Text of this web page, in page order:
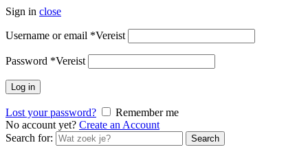
Sign in close
Username or email *Vereist
Password *Vereist
Log in
Lost your password?
Remember me
No account yet? Create an Account
Search for:
Search